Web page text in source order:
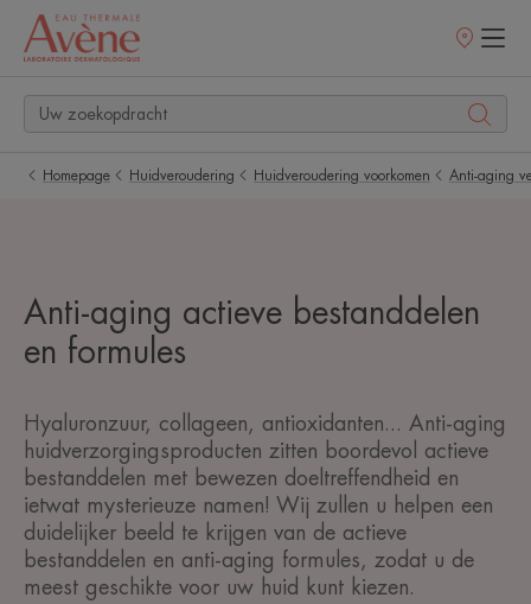
Homepage Huidveroudering Huidveroudering voorkomen Anti-aging
Anti-aging actieve bestanddelen
en formules
Hyaluronzuur, collageen, antioxidanten... Anti-aging
huidverzorgingsproducten zitten boordevol actieve
bestanddelen met bewezen doeltreffendheid en
ietwat mysterieuze namen! Wij zullen u helpen een
duidelijker beeld te krijgen van de actieve
bestanddelen en anti-aging formules, zodat u de
meest geschikte voor uw huid kunt kiezen.